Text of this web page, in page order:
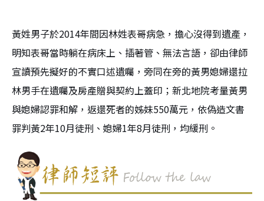
黃姓男子於2014年間因林姓表哥病急，擔心沒得到遺產，
明知表哥當時躺在病床上、插著管、無法言語，卻由律師
宣讀預先擬好的不實口述遺囑，旁同在旁的黃男媳婦還拉
林男手在遺囑及房產贈與契約上蓋印；新北地院考量黃男
與媳婦認罪和解，返還死者的姊妹550萬元，依偽造文書
罪判黃2年10月徒刑、媳婦1年8月徒刑，均緩刑。